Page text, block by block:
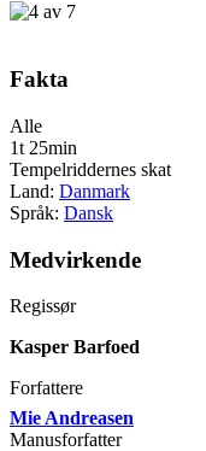
Fakta
Alle
1t 25min
Tempelriddernes skat
Land: Danmark
Språk: Dansk
Medvirkende
Regissør
Kasper Barfoed
Forfattere
Mie Andreasen
Manusforfatter